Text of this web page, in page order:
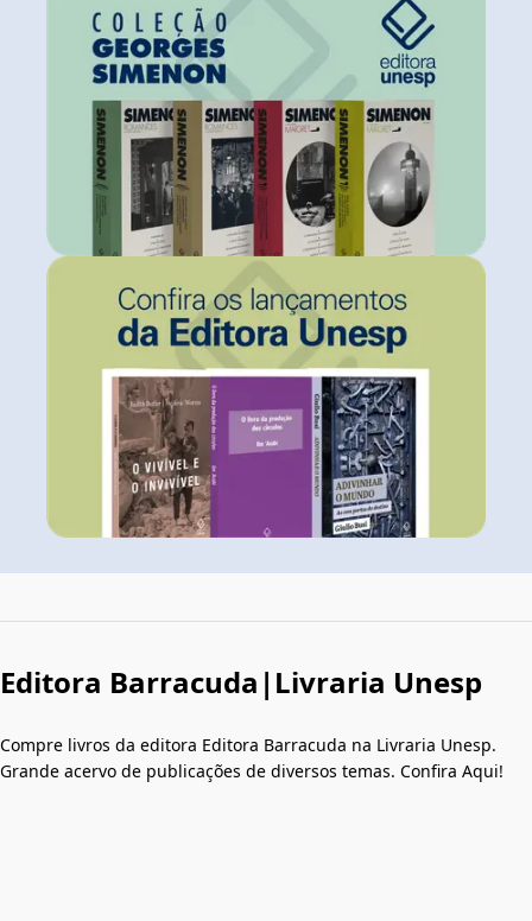
Editora Barracuda|Livraria Unesp
Compre livros da editora Editora Barracuda na Livraria Unesp.
Grande acervo de publicações de diversos temas. Confira Aqui!